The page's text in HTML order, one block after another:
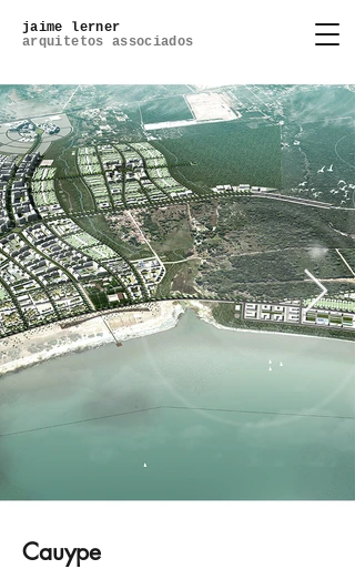
jaime lerner
arquitetos associados
Cauype